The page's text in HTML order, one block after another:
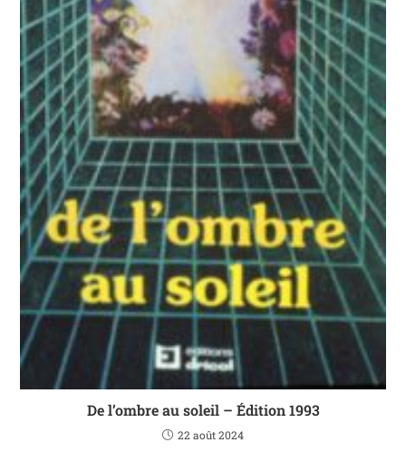
De l’ombre au soleil – Édition 1993
22 août 2024